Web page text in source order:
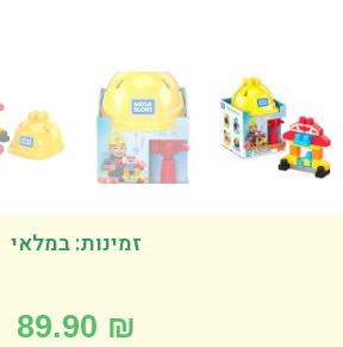
זמינות: במלאי
89.90